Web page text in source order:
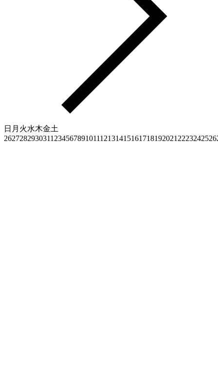
日 月 火水木金土
2627282930311 23456789101112131415161718192021 2223242526